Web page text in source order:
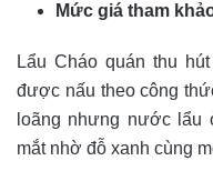
Mức giá tham
Lẩu Cháo quán thu
được nấu theo công
loãng nhưng nước lẩu
mắt nhờ đỗ xanh cùng